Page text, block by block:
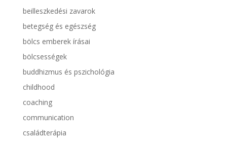
beilleszkedési zavarok
betegség és egészség
bölcs emberek írásai
bölcsességek
buddhizmus és pszichológia
childhood
coaching
communication
családterápia